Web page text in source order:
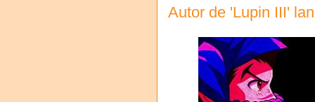
Autor de 'Lupin III'